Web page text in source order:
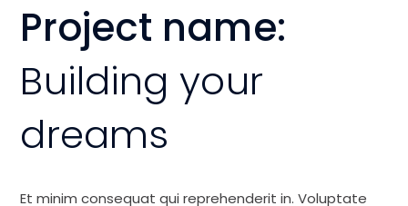
Project name:
Building your
dreams
Et minim consequat qui reprehenderit in. Voluptate